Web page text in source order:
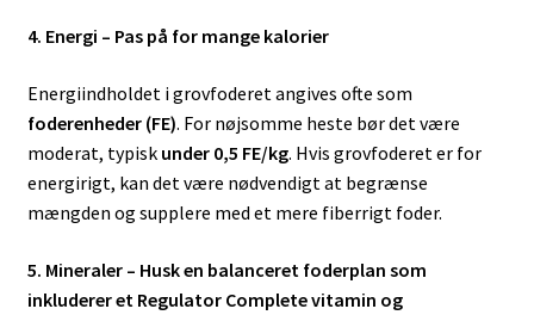
4. Energi – Pas på for mange kalorier
Energiindholdet i grovfoderet angives ofte som
foderenheder(FE). For nøjsomme heste bør det være
moderat, typisk under 0,5 FE/kg. Hvis grovfoderet er for
energirigt, kan det være nødvendigt at begrænse
mængden og supplere med et mere fiberrigt foder.
5. Mineraler – Husk en balanceret foderplan som
inkluderer et Regulator Complete vitamin og